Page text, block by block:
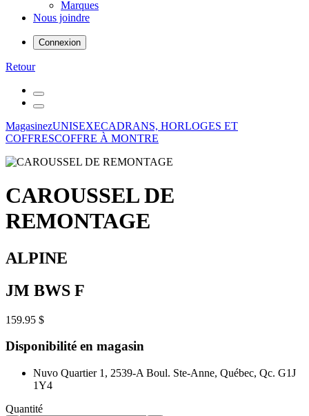
Marques
Nous joindre
Connexion
Retour
MagasinezUNISEXECADRANS, HORLOGES ET
COFFRESCOFFRE À MONTRE
CAROUSSEL DE
REMONTAGE
ALPINE
JM BWS F
159.95 $
Disponibilité en magasin
Nuvo Quartier 1, 2539-A Boul. Ste-Anne, Québec, Qc. G1J
1Y4
Quantité